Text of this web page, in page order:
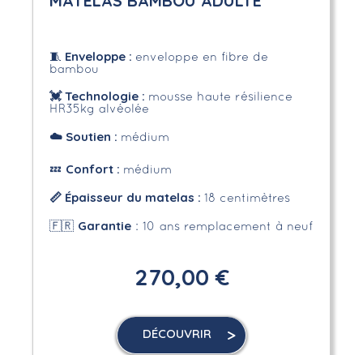
🧵 Enveloppe: enveloppe en fibre de
bambou
💓 Technologie : mousse haute résilience
HR35kg alvéolée
☁️Soutien : médium
💤 Confort : médium
📏 Épaisseur du matelas : 18 centimètres
🇫🇷 Garantie: 10 ans remplacement à neuf
270,00 €
DÉCOUVRIR